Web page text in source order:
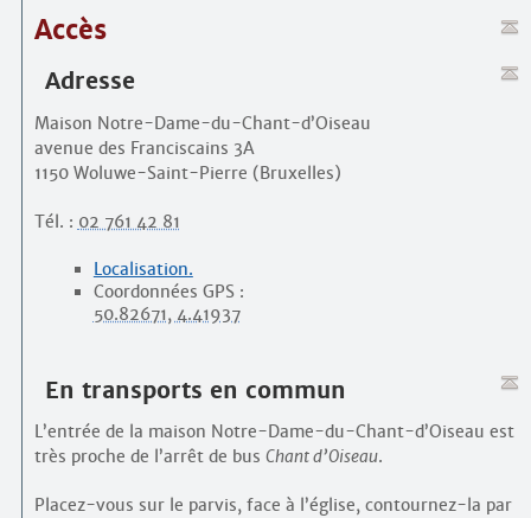
Accès
Adresse
Maison Notre-Dame-du-Chant-d’Oiseau
avenue des Franciscains 3A
1150 Woluwe-Saint-Pierre (Bruxelles)
Tél. : 02 761 42 81
Localisation.
Coordonnées GPS :
50.82671, 4.41937
En transports en commun
L’entrée de la maison Notre-Dame-du-Chant-d’Oiseau est
très proche de l’arrêt de bus Chant d’Oiseau.
Placez-vous sur le parvis, face à l’église, contournez-la par